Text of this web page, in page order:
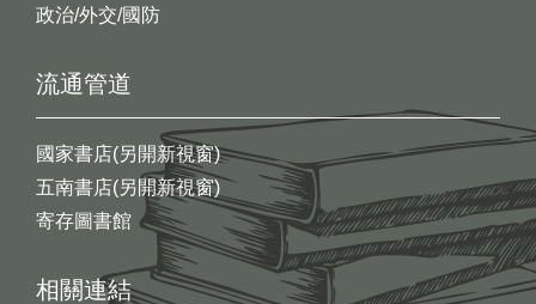
政治/外交/國防
流通管道
國家書店(另開新視窗)
五南書店(另開新視窗)
寄存圖書館
相關連結